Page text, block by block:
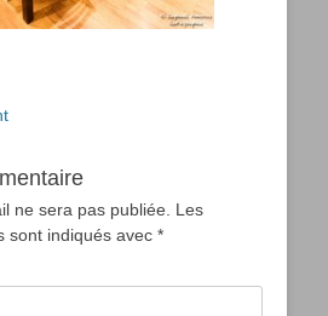
ne sera pas publiée.
Les
sont indiqués avec *